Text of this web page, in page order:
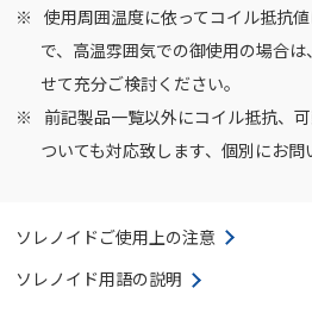
使用周囲温度に依ってコイル抵抗
で、高温雰囲気での御使用の場合
せて充分ご検討ください。
前記製品一覧以外にコイル抵抗、
ついても対応致します、個別にお問
ソレノイドご使用上の注意
ソレノイド用語の説明